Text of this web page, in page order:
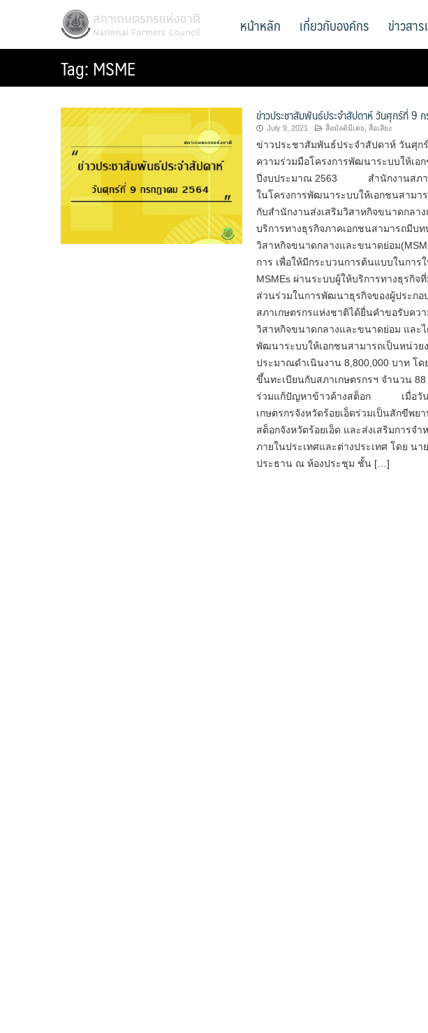
สภาเกษตรกรแห่งชาติ
National Farmers Council หน้าหลัก เกี่ยวกับองค์กร ข่าวสา
Tag:MSME
ข่าวประชาสัมพันธ์ประจำสัปดาห์ วันศุกร์ที่ 9
July 9, 2021 สื่อมัลติมีเดย, สื่อเสียง
ข่าวประชาสัมพันธ์ประจำสัปดาห์ วันศุก
ความร่วมมือโครงการพัฒนาระบบให้เอ
ปีงบประมาณ 2563 สำนักงานสภาเ
ในโครงการพัฒนาระบบให้เอกชนสามา
กับสำนักงานส่งเสริมวิสาหกิจขนาดกลา
บริการทางธุรกิจภาคเอกชนสามารถมีบ
วิสาหกิจขนาดกลางและขนาดย่อม
การ เพื่อให้มีกระบวนการต้นแบบในกา
MSMEs ผ่านระบบผู้ให้บริการทางธุรกิ
ส่วนร่วมในการพัฒนาธุรกิจของผู้ประกอ
สภาเกษตรกรแห่งชาติได้ยื่นคำขอรับคว
วิสาหกิจขนาดกลางและขนาดย่อม และ
พัฒนาระบบให้เอกชนสามารถเป็นหน่วย
ประมาณดำเนินงาน 8,800,000 บาท โ
ขึ้นทะเบียนกับสภาเกษตรกรฯ จำนวน
ร่วมแก้ปัญหาข้าวค้างสต็อก เมื่อวันที่
เกษตรกรจังหวัดร้อยเอ็ดร่วมเป็นสักขีพ
สต็อกจังหวัดร้อยเอ็ด และส่งเสริมการจ
ภายในประเทศและต่างประเทศ โดย น
ประธาน ณ ห้องประชุม ชั้น […]